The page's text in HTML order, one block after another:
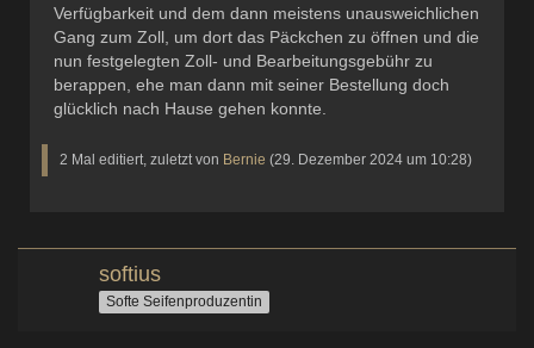
Verfügbarkeit und dem dann meistens unausweichlichen
Gang zum Zoll, um dort das Päckchen zu öffnen und die
nun festgelegten Zoll- und Bearbeitungsgebühr zu
berappen, ehe man dann mit seiner Bestellung doch
glücklich nach Hause gehen konnte.
2 Mal editiert, zuletzt von Bernie (29. Dezember 2024 um 10:28)
softius
Softe Seifenproduzentin